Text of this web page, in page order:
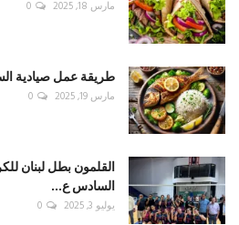
مارس 18, 2025 0
طريقة عمل صيادية
مارس 19, 2025 0
القلمون بطل لبنان
السادس ع...
يوليو 3, 2025 0